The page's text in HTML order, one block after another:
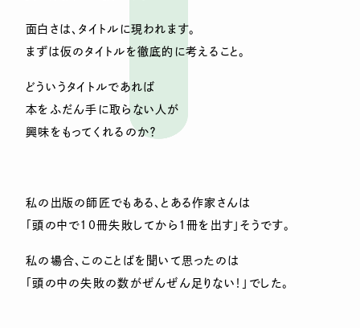
面白さは、タイトルに現われます。
まずは仮のタイトルを徹底的に考えること。
どういうタイトルであれば
本をふだん手に取らない人が
興味をもってくれるのか？
私の出版の師匠でもある、とある作家さんは
「頭の中で10冊失敗してから1冊を出す」そうです。
私の場合、このことばを聞いて思ったのは
「頭の中の失敗の数がぜんぜん足りない！」でした。